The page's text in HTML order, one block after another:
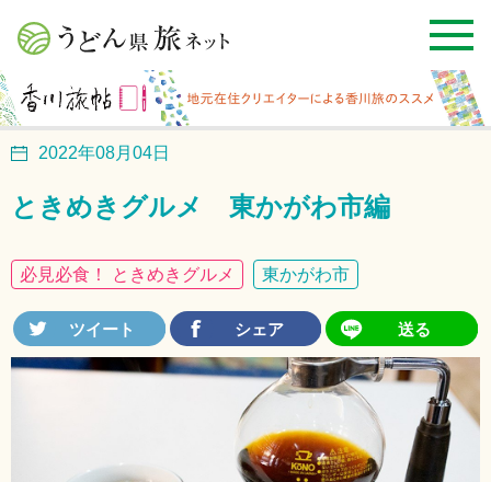
2022年08月04日
ときめきグルメ 東かがわ市編
必見必食！ ときめきグルメ 東かがわ市